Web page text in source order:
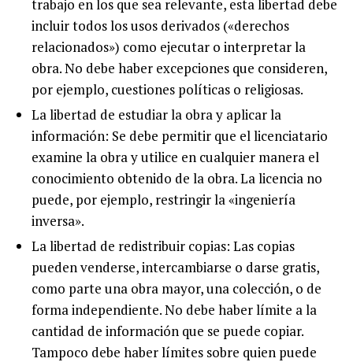
trabajo en los que sea relevante, esta libertad debe
incluir todos los usos derivados («derechos
relacionados») como ejecutar o interpretar la
obra. No debe haber excepciones que consideren,
por ejemplo, cuestiones políticas o religiosas.
La libertad de estudiar la obra y aplicar la
información: Se debe permitir que el licenciatario
examine la obra y utilice en cualquier manera el
conocimiento obtenido de la obra. La licencia no
puede, por ejemplo, restringir la «ingeniería
inversa».
La libertad de redistribuir copias: Las copias
pueden venderse, intercambiarse o darse gratis,
como parte una obra mayor, una colección, o de
forma independiente. No debe haber límite a la
cantidad de información que se puede copiar.
Tampoco debe haber límites sobre quien puede